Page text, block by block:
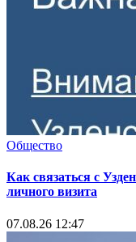
Общество
Как связаться с
личного визита
07.08.26 12:47